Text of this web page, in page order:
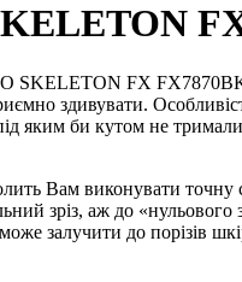
SKELETON FX
здивувати.
яким би кутом не
Вам виконувати точну
зріз, аж до
залучити до порізів